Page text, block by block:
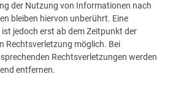
der Nutzung von Informationen nach
bleiben hiervon unberührt. Eine
jedoch erst ab dem Zeitpunkt der
Rechtsverletzung möglich. Bei
Rechtsverletzungen werden
entfernen.